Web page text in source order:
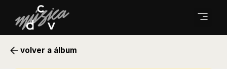
volver a álbum